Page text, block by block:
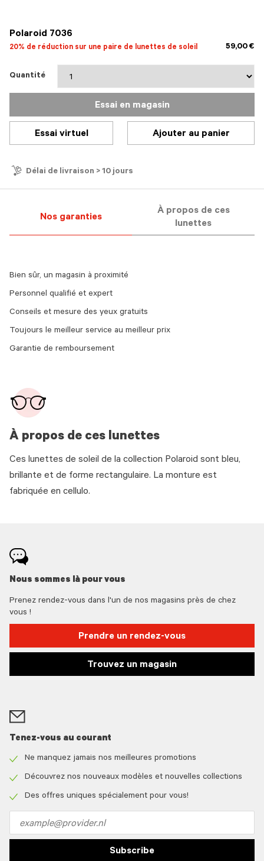
Polaroid 7036
20% de réduction sur une paire de lunettes de soleil 59,00 €
Quantité
Essai en magasin
Essai virtuel Ajouter au panier
Délai de livraison > 10 jours
Nos garanties
À propos de ces
lunettes
À propos de ces lunettes
Ces lunettes de soleil de la collection Polaroid sont bleu,
brillante et de forme rectangulaire. La monture est
fabriquée en cellulo.
Bien sûr, un magasin à proximité
Personnel qualifié et expert
Conseils et mesure des yeux gratuits
Toujours le meilleur service au meilleur prix
Garantie de remboursement
Nous sommes là pour vous
Prenez rendez-vous dans l'un de nos magasins près de chez
vous !
Prendre un rendez-vous
Trouvez un magasin
Tenez-vous au courant
icon
Ne manquez jamais nos meilleures promotions
icon
Découvrez nos nouveaux modèles et nouvelles collections
Des offres uniques spécialement pour vous!
address
Subscribe